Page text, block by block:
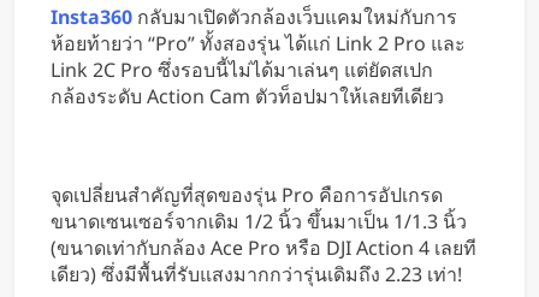
แพลตฟอร์มคาร์พูลระหว่างเมือง ช่วย
หารค่าน้ำมันและค่าทางด่วน
Insta360 กลับมาเปิดตัวกล้องเว็บแคมใหม่กับการ
ห้อยท้ายว่า “Pro” ทั้งสองรุ่น ได้แก่ Link 2 Pro และ
Link 2C Pro ซึ่งรอบนี้ไม่ได้มาเล่นๆ แต่ยัดสเปก
กล้องระดับ Action Cam ตัวท็อปมาให้เลยทีเดียว
จุดเปลี่ยนสำคัญที่สุดของรุ่น Pro คือการอัปเกรด
ขนาดเซนเซอร์จากเดิม 1/2 นิ้ว ขึ้นมาเป็น 1/1.3 นิ้ว
(ขนาดเท่ากับกล้อง Ace Pro หรือ DJI Action 4 เลยที
เดียว) ซึ่งมีพื้นที่รับแสงมากกว่ารุ่นเดิมถึง 2.23 เท่า!